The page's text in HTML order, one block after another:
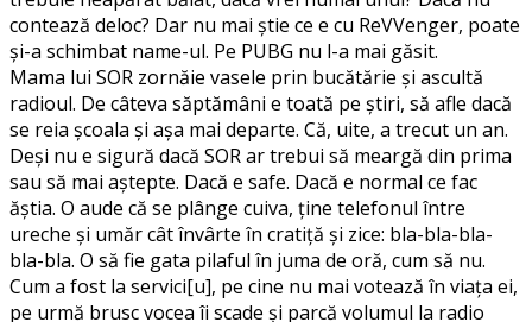
contează deloc? Dar nu mai ştie ce e cu ReVVenger, poate
şi-a schimbat name-ul. Pe PUBG nu l-a mai găsit.
Mama lui SOR zornăie vasele prin bucătărie şi ascultă
radioul. De câteva săptămâni e toată pe ştiri, să afle dacă
se reia şcoala şi aşa mai departe. Că, uite, a trecut un an.
Deşi nu e sigură dacă SOR ar trebui să meargă din prima
sau să mai aştepte. Dacă e safe. Dacă e normal ce fac
ăştia. O aude că se plânge cuiva, ţine telefonul între
ureche şi umăr cât învârte în cratiţă şi zice: bla-bla-bla-
bla-bla. O să fie gata pilaful în juma de oră, cum să nu.
Cum a fost la servici[u], pe cine nu mai votează în viaţa ei,
pe urmă brusc vocea îi scade şi parcă volumul la radio